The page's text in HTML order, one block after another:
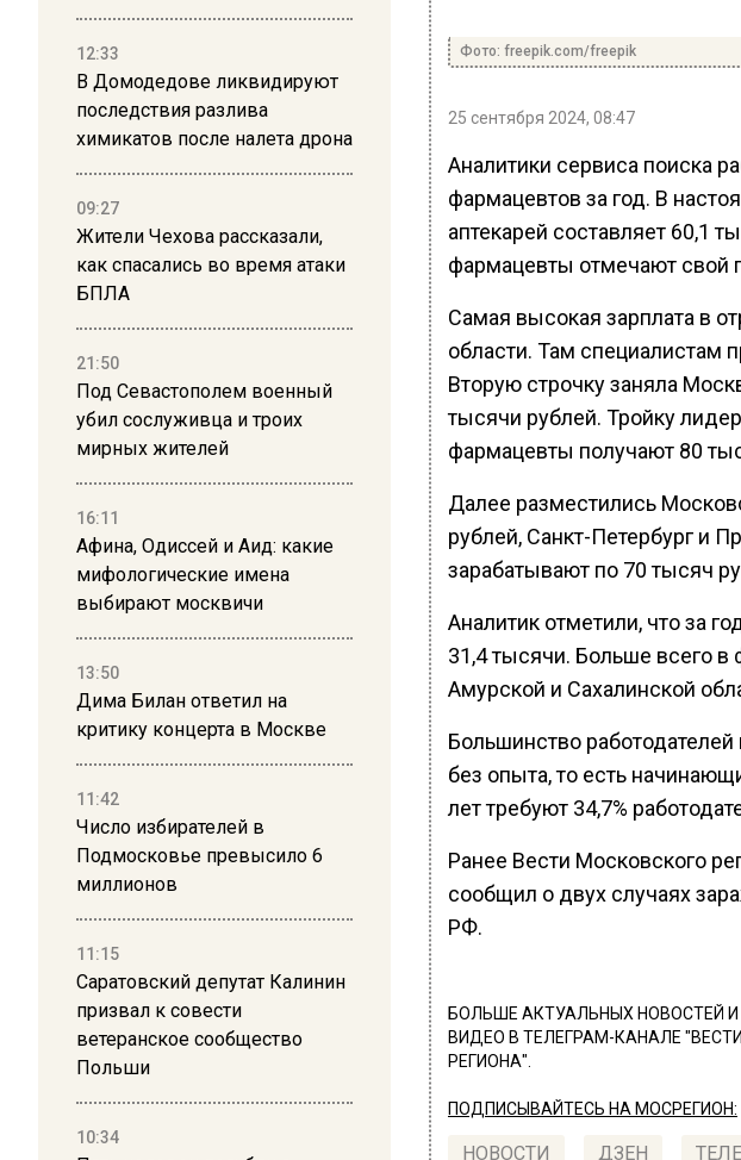
12:33
В Домодедове ликвидируют
последствия разлива
химикатов после налета дрона
09:27
Жители Чехова рассказали,
как спасались во время атаки
БПЛА
21:50
Под Севастополем военный
убил сослуживца и троих
мирных жителей
16:11
Афина, Одиссей и Аид: какие
мифологические имена
выбирают москвичи
13:50
Дима Билан ответил на
критику концерта в Москве
11:42
Число избирателей в
Подмосковье превысило 6
миллионов
11:15
Саратовский депутат Калинин
призвал к совести
ветеранское сообщество
Польши
10:34
Фото: freepik.com/freepik
25 сентября 2024, 08:47
Аналитики сервиса поиска
фармацевтов за год. В
аптекарей составляет 60,1
фармацевты отмечают свой
Самая высокая зарплата в
области. Там специалистам
Вторую строчку заняла
тысячи рублей. Тройку
фармацевты получают 80
Далее разместились
рублей, Санкт-Петербург и
зарабатывают по 70 тысяч
Аналитик отметили, что за
31,4 тысячи. Больше всего
Амурской и Сахалинской
Большинство работодателей
без опыта, то есть
лет требуют 34,7%
Ранее Вести Московского
сообщил о двух случаях
РФ.
БОЛЬШЕ АКТУАЛЬНЫХ НОВОСТЕЙ
ВИДЕО В ТЕЛЕГРАМ-КАНАЛЕ
РЕГИОНА".
ПОДПИСЫВАЙТЕСЬ НА МОСРЕГИОН:
НОВОСТИ ДЗЕН